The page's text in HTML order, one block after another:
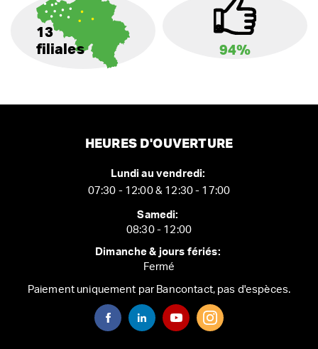
13
filiales
94%
HEURES D'OUVERTURE
Lundi au vendredi:
07:30 - 12:00 & 12:30 - 17:00
Samedi:
08:30 - 12:00
Dimanche & jours fériés:
Fermé
Paiement uniquement par Bancontact, pas d'espèces.